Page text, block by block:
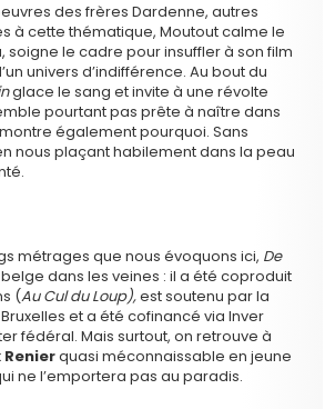
des frères Dardenne, autres
à cette thématique, Moutout calme le
soigne le cadre pour insuffler à son film
univers d’indifférence. Au bout du
glace le sang et invite à une révolte
pourtant pas prête à naître dans
également pourquoi. Sans
nous plaçant habilement dans la peau
métrages que nous évoquons ici, De
dans les veines : il a été coproduit
(Au Cul du Loup),est soutenu par la
et a été cofinancé via Inver
fédéral. Mais surtout, on retrouve à
quasi méconnaissable en jeune
ne l’emportera pas au paradis.